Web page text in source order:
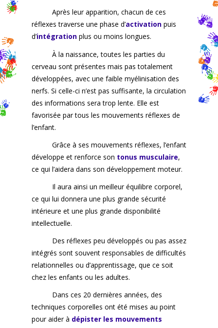
Après leur apparition, chacun de ces
réflexes traverse une phase d’activationpuis
d’intégrationplus ou moins longues.
À la naissance, toutes les parties du
cerveau sont présentes mais pas totalement
développées, avec une faible myélinisation des
nerfs. Si celle-ci n’est pas suffisante, la circulation
des informations sera trop lente. Elle est
favorisée par tous les mouvements réflexes de
l’enfant.
Grâce à ses mouvements réflexes, l’enfant
développe et renforce son tonus musculaire,
ce qui l’aidera dans son développement moteur.
Il aura ainsi un meilleur équilibre corporel,
ce qui lui donnera une plus grande sécurité
intérieure et une plus grande disponibilité
intellectuelle.
Des réflexes peu développés ou pas assez
intégrés sont souvent responsables de difficultés
relationnelles ou d’apprentissage, que ce soit
chez les enfants ou les adultes.
Dans ces 20 dernières années, des
techniques corporelles ont été mises au point
pour aider à dépister les mouvements